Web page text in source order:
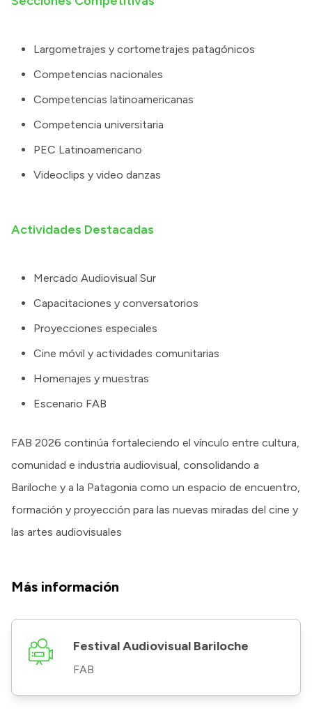
Largometrajes y cortometrajes patagónicos
Competencias nacionales
Competencias latinoamericanas
Competencia universitaria
PEC Latinoamericano
Videoclips y video danzas
Actividades Destacadas
Mercado Audiovisual Sur
Capacitaciones y conversatorios
Proyecciones especiales
Cine móvil y actividades comunitarias
Homenajes y muestras
Escenario FAB
FAB 2026 continúa fortaleciendo el vínculo entre cultura,
comunidad e industria audiovisual, consolidando a
Bariloche y a la Patagonia como un espacio de encuentro,
formación y proyección para las nuevas miradas del cine y
las artes audiovisuales
Más información
Festival Audiovisual Bariloche
FAB